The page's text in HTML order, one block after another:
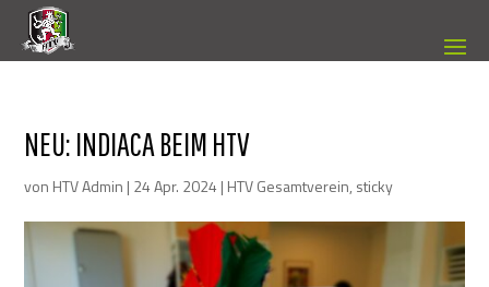
NEU: INDIACA BEIM HTV
von HTV Admin | 24 Apr. 2024 | HTV Gesamtverein, sticky